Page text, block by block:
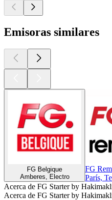
Emisoras similares
FG Belgique
Amberes, Electro
FG
París,
Acerca de FG Starter by
Acerca de FG Starter by